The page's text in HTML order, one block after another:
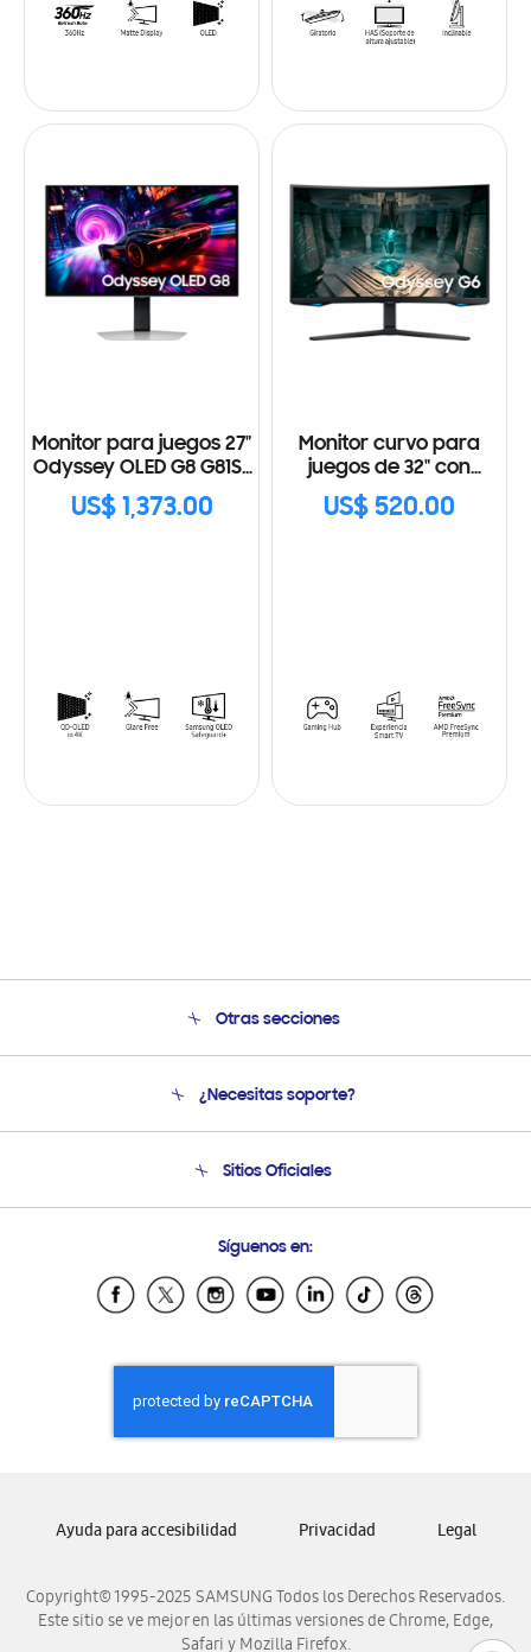
Monitor para juegos 27"
Odyssey OLED G8 G81SF
4K 240Hz
US$ 1,373.00
Monitor curvo para
juegos de 32" con
frecuencia de
actualización de 240 hz
US$ 520.00
Otras secciones
Soporte
Seguimiento de tu pedido
¿Necesitas soporte?
Soporte vía eMail
Sitios Oficiales
Samsung Ecuador
Samsung El Salvador
Samsung Honduras
Samsung Nicaragua
Samsung Panamá
Samsung Venezuela
Síguenos en:
Copyright© 1995-2025 SAMSUNG Todos los Derechos Reservados.
Este sitio se ve mejor en las últimas versiones de Chrome, Edge,
Ayuda para accesibilidad Privacidad Legal